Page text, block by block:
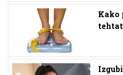
Kako